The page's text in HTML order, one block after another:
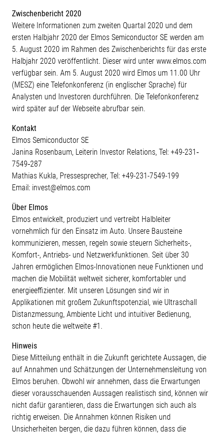
Zwischenbericht 2020
Weitere Informationen zum zweiten Quartal 2020 und dem
ersten Halbjahr 2020 der Elmos Semiconductor SE werden am
5. August 2020 im Rahmen des Zwischenberichts für das erste
Halbjahr 2020 veröffentlicht. Dieser wird unter www.elmos.com
verfügbar sein. Am 5. August 2020 wird Elmos um 11.00 Uhr
(MESZ) eine Telefonkonferenz (in englischer Sprache) für
Analysten und Investoren durchführen. Die Telefonkonferenz
wird später auf der Webseite abrufbar sein.
Kontakt
Elmos Semiconductor SE
Janina Rosenbaum, Leiterin Investor Relations, Tel: +49-231‐
7549‐287
Mathias Kukla, Pressesprecher, Tel: +49-231-7549-199
Email: invest@elmos.com
Über Elmos
Elmos entwickelt, produziert und vertreibt Halbleiter
vornehmlich für den Einsatz im Auto. Unsere Bausteine
kommunizieren, messen, regeln sowie steuern Sicherheits-,
Komfort-, Antriebs- und Netzwerkfunktionen. Seit über 30
Jahren ermöglichen Elmos-Innovationen neue Funktionen und
machen die Mobilität weltweit sicherer, komfortabler und
energieeffizienter. Mit unseren Lösungen sind wir in
Applikationen mit großem Zukunftspotenzial, wie Ultraschall
Distanzmessung, Ambiente Licht und intuitiver Bedienung,
schon heute die weltweite #1.
Hinweis
Diese Mitteilung enthält in die Zukunft gerichtete Aussagen, die
auf Annahmen und Schätzungen der Unternehmensleitung von
Elmos beruhen. Obwohl wir annehmen, dass die Erwartungen
dieser vorausschauenden Aussagen realistisch sind, können wir
nicht dafür garantieren, dass die Erwartungen sich auch als
richtig erweisen. Die Annahmen können Risiken und
Unsicherheiten bergen, die dazu führen können, dass die